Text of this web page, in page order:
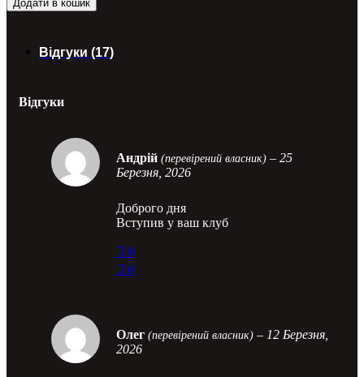
Додати в кошик
Відгуки (17)
Відгуки
Андрій (перевірений власник) – 25
Березня, 2026
Доброго дня
Вступив у ваш клуб
0
0
Олег (перевірений власник) – 12 Березня,
2026